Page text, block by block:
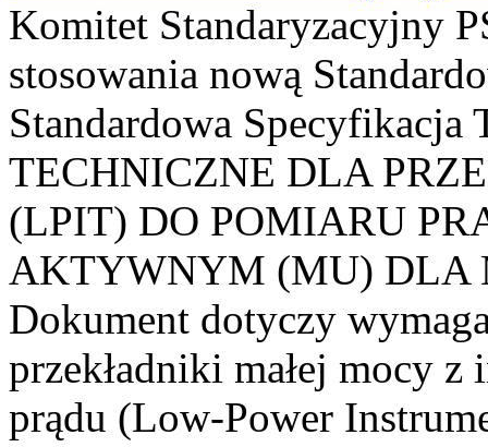
Komitet Standaryzacyjny
stosowania nową
Standardowa
TECHNICZNE DLA
(LPIT) DO POMIARU
AKTYWNYM (MU) DLA
Dokument dotyczy
przekładniki małej mocy
prądu (Low-Power